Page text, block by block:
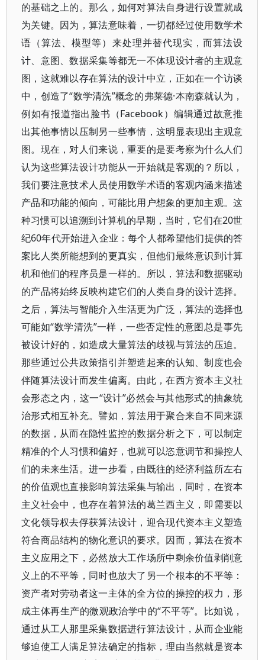
的基础之上的。那么，如何对算法自身进行设置就成
为关键。因为，算法意味着，一切都经过使用数学术
语（算法、模型等）来处理并替代现实，而算法设
计、意图、数据采集等都无一不体现设计者的主观意
图，这就难以存在算法的设计中立，正如在一个访谈
中，创造了“数学清洗”概念的弗莱德·本南森就认为，
例如有报道指出脸书（Facebook）编辑通过故意推
出其他事情以压制另一些事情，这明显表现出主观意
图。现在，对人们来说，重要的是要考察为什么人们
认为这些算法设计功能从一开始就是客观的？所以，
我们要注意技术人员使用数学术语的客观内涵来描述
产品和功能的倾向，可能比用户想象的更加主观。这
种习惯可以追溯到计算机的早期，当时，它们在20世
纪60年代开始进入企业：每个人都希望他们提供的答
案比人类所能想到的更真实，但他们最终意识到计算
机和他们的程序员是一样的。所以，算法和数据驱动
的产品将始终反映构建它们的人类自身的设计选择。
之后，算法与智能介入生活更为广泛，算法的选择也
可能如“数学清洗”一样，一些否定性的意图总是事先
被设计好的，如造成大量算法的歧视与算法的压迫。
那些通过公共政策指引并塑造起来的认知、制度也会
伴随算法设计而发生偏离。由此，在西方资本主义社
会形态之内，这一“设计”必然会与其他形式的抽象统
治形式相互补充。譬如，算法用于聚合来自不同来源
的数据，从而在隐性监控的数据分析之下，可以制定
精准的个人习惯和偏好，也就可以恣意调节和操控人
们的未来生活。进一步看，由既往的经济利益所左右
的价值观也直接影响算法采集与输出，同时，在资本
主义社会中，也存在着算法的葛兰西主义，即需要以
文化领导权去俘获算法设计，迎合现代资本主义塑造
符合商品结构的物化意识的要求。因而，算法在资本
主义应用之下，必然放大工作场所中剩余价值剥削意
义上的不平等，同时也放大了另一个根本的不平等：
资产者对劳动者这一主体的全方位的操控的权力，形
成主体再生产的微观政治学中的“不平等”。比如说，
通过从工人那里采集数据进行算法设计，从而企业能
够迫使工人满足算法确定的指标，理由当然就是资本